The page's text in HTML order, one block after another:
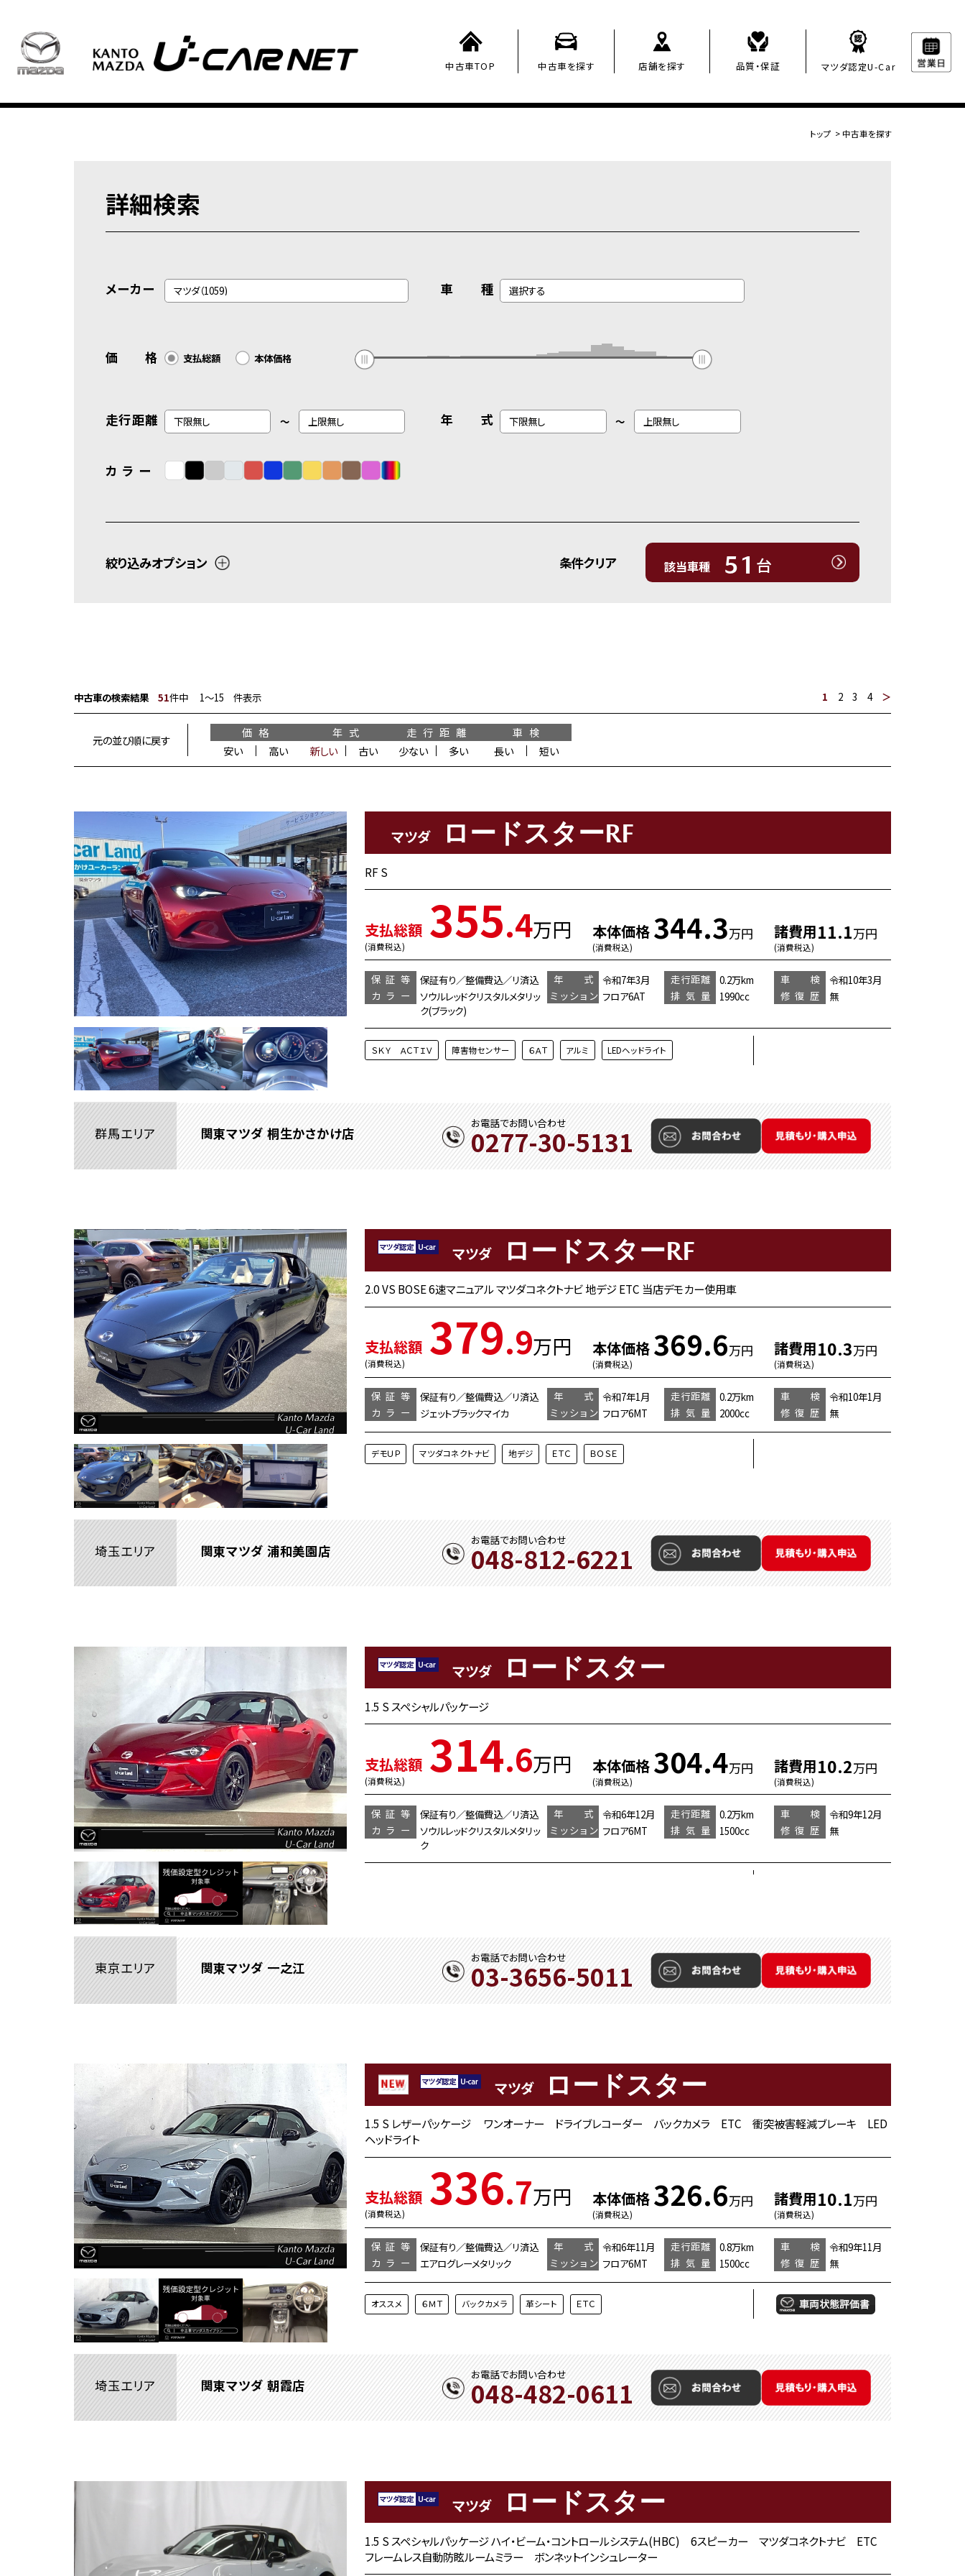
中古車TOP 中古車を探す 店舗を探す 品質・保証 マツダ認定U-Car
トップ > 中古車を探す
詳細検索
メーカー 車 種
価 格 支払総額 本体価格
走行距離 ～ 年 式 ～
カ ラ ー
絞り込みオプション 条件クリア 該当車種 51 台
中古車の検索結果 51件中 1〜15 件表示 1 2 3 4 ＞
元の並び順に戻す
価 格
安い
高い
年 式
新しい
古い
走 行 距 離
少ない
多い
車 検
長い
短い
マツダ ロードスターRF
RF S
支払総額
(消費税込) 355.4万円 本体価格
(消費税込)
344.3万円 諸費用
(消費税込)
11.1万円
保証等 保証有り／整備費込／リ済込 年 式 令和7年3月 走行距離 0.2万km 車 検
令和10年3月
カラー
ソウルレッドクリスタルメタリッ
ク(ブラック)
ミッション フロア6AT 排気量 1990cc 修復歴 無
ＳＫＹ ＡＣＴＩＶ 障害物センサー ６ＡＴ アルミ LEDヘッドライト
群馬エリア 関東マツダ 桐生かさかけ店
お電話でお問い合わせ
0277-30-5131
マツダ ロードスターRF
2.0 VS BOSE 6速マニュアル マツダコネクトナビ 地デジ ETC 当店デモカー使用車
支払総額
(消費税込) 379.9万円 本体価格
(消費税込)
369.6万円 諸費用
(消費税込)
10.3万円
保証等 保証有り／整備費込／リ済込 年 式 令和7年1月 走行距離 0.2万km 車 検
令和10年1月
カラー
ジェットブラックマイカ ミッション フロア6MT 排気量 2000cc 修復歴 無
デモＵＰ マツダコネクトナビ 地デジ ＥＴＣ ＢＯＳＥ
埼玉エリア 関東マツダ 浦和美園店
お電話でお問い合わせ
048-812-6221
マツダ ロードスター
1.5 S スペシャルパッケージ
支払総額
(消費税込) 314.6万円 本体価格
(消費税込)
304.4万円 諸費用
(消費税込)
10.2万円
保証等 保証有り／整備費込／リ済込 年 式 令和6年12月 走行距離 0.2万km 車 検
令和9年12月
カラー
ソウルレッドクリスタルメタリッ
ク
ミッション フロア6MT 排気量 1500cc 修復歴 無
東京エリア 関東マツダ 一之江
お電話でお問い合わせ
03-3656-5011
マツダ ロードスター
1.5 S レザーパッケージ ワンオーナー ドライブレコーダー バックカメラ ETC 衝突被害軽減ブレーキ LED
ヘッドライト
支払総額
(消費税込) 336.7万円 本体価格
(消費税込)
326.6万円 諸費用
(消費税込)
10.1万円
保証等 保証有り／整備費込／リ済込 年 式 令和6年11月 走行距離 0.8万km 車 検
令和9年11月
カラー
エアログレーメタリック ミッション フロア6MT 排気量 1500cc 修復歴 無
オススメ ６ＭＴ バックカメラ 革シート ＥＴＣ
埼玉エリア 関東マツダ 朝霞店
お電話でお問い合わせ
048-482-0611
マツダ ロードスター
1.5 S スペシャルパッケージ ハイ・ビーム・コントロールシステム(HBC) 6スピーカー マツダコネクトナビ ETC
フレームレス自動防眩ルームミラー ボンネットインシュレーター